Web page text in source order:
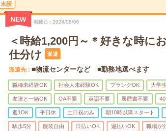
未読
NEW 掲載日 2026/08/06
＜時給1,200円～＊好きな時に
仕分け
派遣
派遣先 ■物流センターなど ■勤務地選べます
職種未経験OK 社会人未経験OK ブランクOK 大学
友達と一緒OK OA不要 英語不要 履歴書不要
週1OK 平日休 土日祝のみ 朝10時以降スタート
駅歩5分 服装自由 日払いOK 週払いOK 職場が